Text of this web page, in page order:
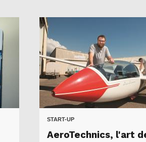
START-UP
AeroTechnics, l'art